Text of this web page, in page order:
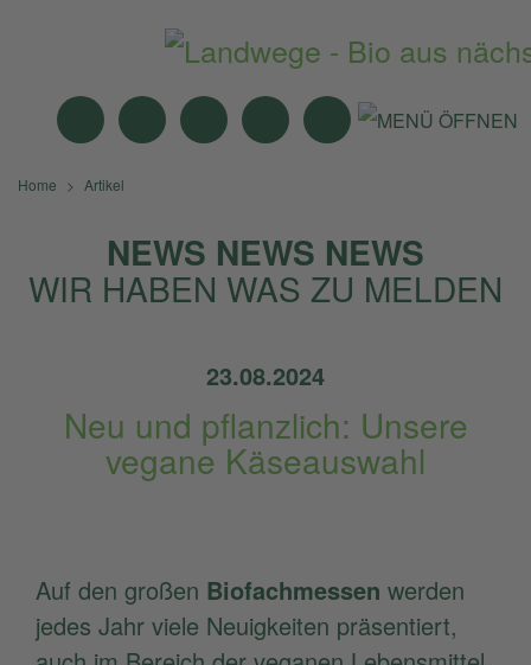
MITTAGSTISCH
ANGEBOTEBIO-MÄRKTE
NEWS SUCHE
Home Artikel
NEWS NEWS NEWS
WIR HABEN WAS ZU MELDEN
23.08.2024
Neu und pflanzlich: Unsere
vegane Käseauswahl
Auf den großen Biofachmessen werden
jedes Jahr viele Neuigkeiten präsentiert,